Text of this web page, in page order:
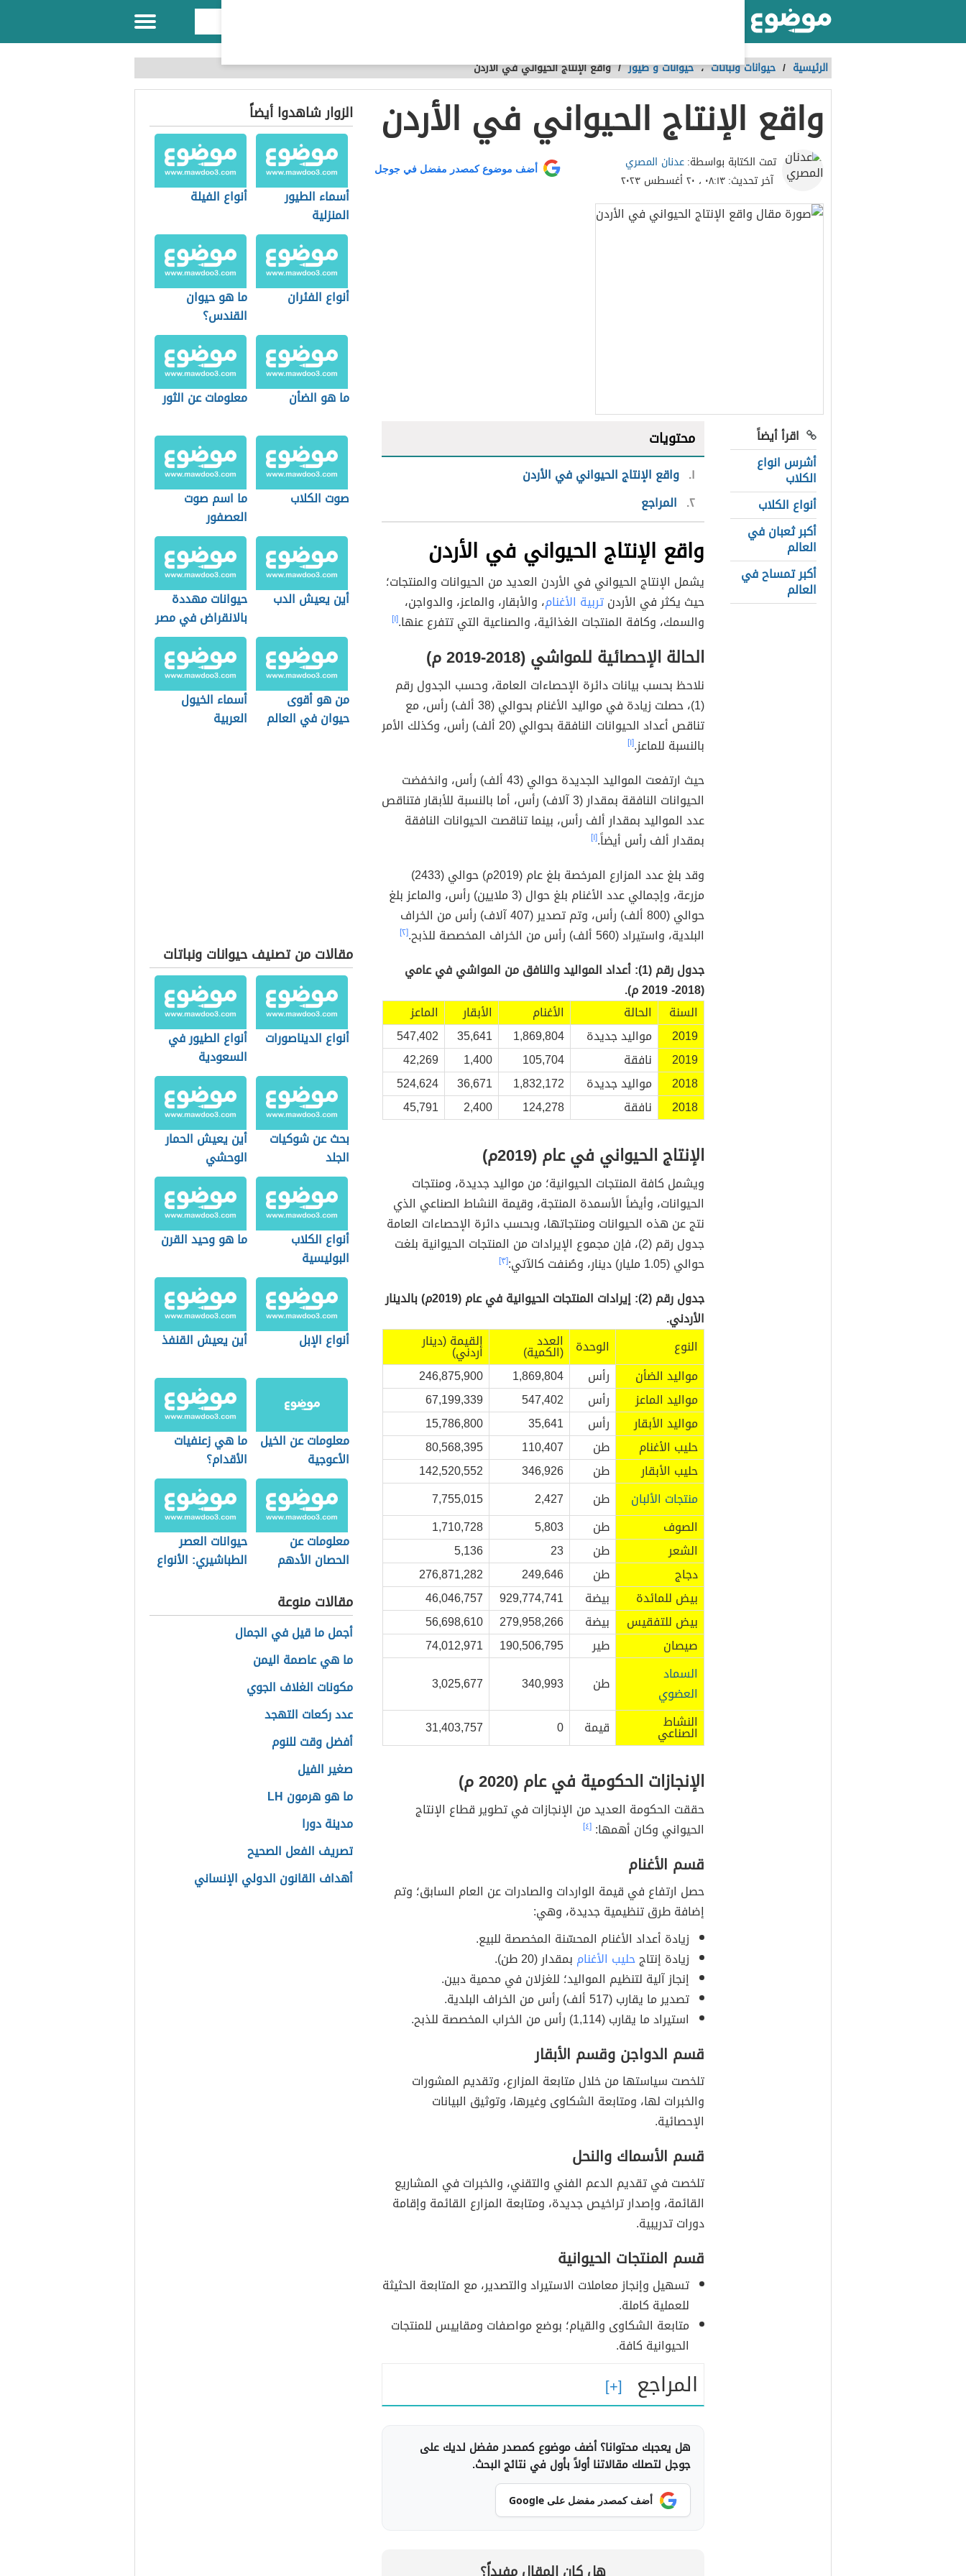
الرئيسية / حيوانات ونباتات،حيوانات و طيور /واقع الإنتاج الحيواني في الأردن
واقع الإنتاج الحيواني في الأردن
تمت الكتابة بواسطة:عدنان المصري
آخر تحديث:٠٨:١٣ ، ٢٠ أغسطس ٢٠٢٣
أضف موضوع كمصدر مفضل في جوجل
اقرأ أيضاً
أشرس انواع
الكلاب
أنواع الكلاب
أكبر ثعبان في
العالم
أكبر تمساح في
العالم
محتويات
١ واقع الإنتاج الحيواني في الأردن
٢ المراجع
واقع الإنتاج الحيواني في الأردن
يشمل الإنتاج الحيواني في الأردن العديد من الحيوانات والمنتجات؛
حيث يكثر في الأردنتربية الأغنام، والأبقار، والماعز، والدواجن،
والسمك، وكافة المنتجات الغذائية، والصناعية التي تتفرع عنها.[١]
الحالة الإحصائية للمواشي (2018-2019 م)
نلاحظ بحسب بيانات دائرة الإحصاءات العامة، وحسب الجدول رقم
(1)، حصلت زيادة في مواليد الأغنام بحوالي (38 ألف) رأس، مع
تناقص أعداد الحيوانات النافقة بحوالي (20 ألف) رأس، وكذلك الأمر
بالنسبة للماعز.[١]
حيث ارتفعت المواليد الجديدة حوالي (43 ألف) رأس، وانخفضت
الحيوانات النافقة بمقدار (3 آلاف) رأس، أما بالنسبة للأبقار فتناقص
عدد المواليد بمقدار ألف رأس، بينما تناقصت الحيوانات النافقة
بمقدار ألف رأس أيضاً.[١]
وقد بلغ عدد المزارع المرخصة بلغ عام (2019م) حوالي (2433)
مزرعة، وإجمالي عدد الأغنام بلغ حوال (3 ملايين) رأس، والماعز بلغ
حوالي (800 ألف) رأس، وتم تصدير (407 آلاف) رأس من الخراف
البلدية، واستيراد (560 ألف) رأس من الخراف المخصصة للذبح.
[٢]
جدول رقم (1): أعداد المواليد والنافق من المواشي في عامي
(2018- 2019 م).
السنة
الحالة الأغنام الأبقار
الماعز
2019
مواليد جديدة 1,869,804
35,641
547,402
2019
نافقة 105,704
1,400
42,269
2018
مواليد جديدة 1,832,172
36,671
524,624
2018
نافقة 124,278
2,400
45,791
الإنتاج الحيواني في عام (2019م)
ويشمل كافة المنتجات الحيوانية؛ من مواليد جديدة، ومنتجات
الحيوانات، وأيضاً الأسمدة المنتجة، وقيمة النشاط الصناعي الذي
نتج عن هذه الحيوانات ومنتجاتها، وبحسب دائرة الإحصاءات العامة
جدول رقم (2)، فإن مجموع الإيرادات من المنتجات الحيوانية بلغت
حوالي (1.05 مليار) دينار، وصُنفت كالآتي:
[٣]
جدول رقم (2): إيرادات المنتجات الحيوانية في عام (2019م) بالدينار
الأردني.
النوع
الوحدة العدد
(الكمية)
القيمة (دينار
أردني)
مواليد الضأن
رأس 1,869,804
246,875,900
مواليد الماعز
رأس 547,402
67,199,339
مواليد الأبقار
رأس 35,641
15,786,800
حليب الأغنام
طن 110,407
80,568,395
حليب الأبقار
طن 346,926
142,520,552
منتجات الألبان
طن 2,427
7,755,015
الصوف
طن 5,803
1,710,728
الشعر
طن 23
5,136
دجاج
طن 249,646
276,871,282
بيض للمائدة
بيضة 929,774,741
46,046,757
بيض للتفقيس
بيضة 279,958,266
56,698,610
صيصان
طير 190,506,795
74,012,971
السماد
العضوي
طن 340,993
3,025,677
النشاط
الصناعي قيمة 0
31,403,757
الإنجازات الحكومية في عام (2020 م)
حققت الحكومة العديد من الإنجازات في تطوير قطاع الإنتاج
الحيواني وكان أهمها:[٤]
قسم الأغنام
حصل ارتفاع في قيمة الواردات والصادرات عن العام السابق؛ وتم
إضافة طرق تنظيمية جديدة، وهي:
زيادة أعداد الأغنام المحسّنة المخصصة للبيع.
زيادة إنتاجحليب الأغنام بمقدار (20 طن).
إنجاز آلية لتنظيم المواليد؛ للغزلان في محمية دبين.
تصدير ما يقارب (517 ألف) رأس من الخراف البلدية.
استيراد ما يقارب (1,114) رأس من الخراب المخصصة للذبح.
قسم الدواجن وقسم الأبقار
تلخصت سياستها من خلال متابعة المزارع، وتقديم المشورات
والخبرات لها، ومتابعة الشكاوى وغيرها، وتوثيق البيانات
الإحصائية.
قسم الأسماك والنحل
تلخصت في تقديم الدعم الفني والتقني، والخبرات في المشاريع
القائمة، وإصدار تراخيص جديدة، ومتابعة المزارع القائمة وإقامة
دورات تدريبية.
قسم المنتجات الحيوانية
تسهيل وإنجاز معاملات الاستيراد والتصدير، مع المتابعة الحثيثة
للعملية كاملة.
متابعة الشكاوى والقيام؛ بوضع مواصفات ومقاييس للمنتجات
الحيوانية كافة.
المراجع
هل يعجبك محتوانا؟ أضف موضوع كمصدر مفضل لديك على
جوجل لتصلك مقالاتنا أولاً بأول في نتائج البحث.
أضف كمصدر مفضل على Google
الزوار شاهدوا أيضاً
أسماء الطيور
المنزلية
أنواع الفيلة
أنواع الفئران
ما هو حيوان
القندس؟
ما هو الضأن معلومات عن الثور
صوت الكلاب
ما اسم صوت
العصفور
أين يعيش الدب
حيوانات مهددة
بالانقراض في مصر
من هو أقوى
حيوان في العالم
أسماء الخيول
العربية
مقالات من تصنيف حيوانات ونباتات
أنواع الديناصورات
أنواع الطيور في
السعودية
بحث عن شوكيات
الجلد
أين يعيش الحمار
الوحشي
أنواع الكلاب
البوليسية
ما هو وحيد القرن
أنواع الإبل أين يعيش القنفذ
معلومات عن الخيل
الأعوجية
ما هي زعنفيات
الأقدام؟
معلومات عن
الحصان الأدهم
حيوانات العصر
الطباشيري: الأنواع
مقالات منوعة
أجمل ما قيل في الجمال
ما هي عاصمة اليمن
مكونات الغلاف الجوي
عدد ركعات التهجد
أفضل وقت للنوم
صغير الفيل
ما هو هرمون LH
مدينة دورا
تصريف الفعل الصحيح
أهداف القانون الدولي الإنساني